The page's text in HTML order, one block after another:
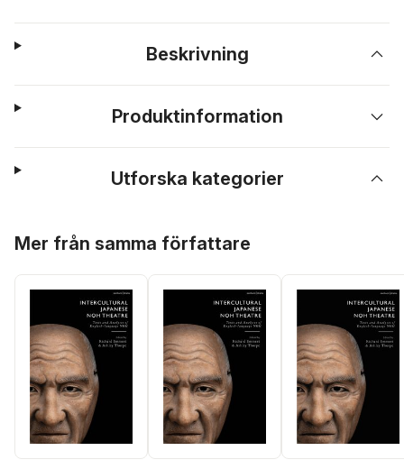
Beskrivning
Produktinformation
Utforska kategorier
Mer från samma författare